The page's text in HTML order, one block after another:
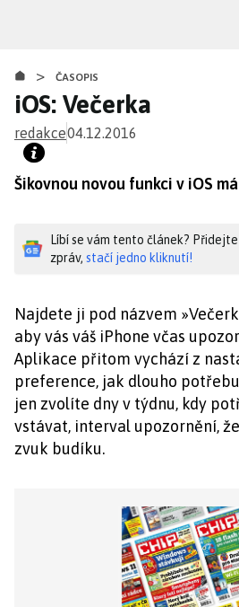
obsahu
> ČASOPIS
iOS: Večerka
redakce04.12.2016
Šikovnou novou funkci v iOS
Líbí se vám tento článek?
zpráv, stačí jedno kliknutí!
Najdete ji pod názvem
aby vás váš iPhone včas
Aplikace přitom vychází z
preference, jak dlouho
jen zvolíte dny v týdnu, kdy
vstávat, interval upozornění,
zvuk budíku.